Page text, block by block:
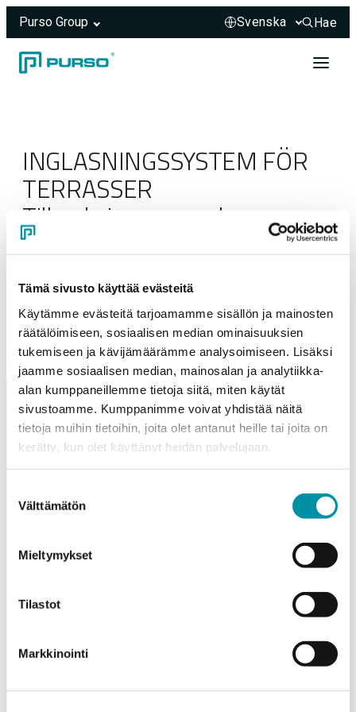
Tämä sivusto käyttää evästeitä
Käytämme evästeitä tarjoamamme sisällön ja mainosten
räätälöimiseen, sosiaalisen median ominaisuuksien
tukemiseen ja kävijämäärämme analysoimiseen. Lisäksi
jaamme sosiaalisen median, mainosalan ja analytiikka-
alan kumppaneillemme tietoja siitä, miten käytät
sivustoamme. Kumppanimme voivat yhdistää näitä
tietoja muihin tietoihin, joita olet antanut heille tai joita on
kerätty, kun olet käyttänyt heidän palvelujaan.
valinta
Välttämätön
Mieltymykset
Tilastot
Markkinointi
Purso Group
Hae
Hae
INGLASNINGSSYSTEM FÖR
TERRASSER
Tillverkningsmanual
23.03.2025
Purso är ett finländskt familjeföretag som designar och
tillverkar hållbara aluminiumlösningar för industri och
37200, Siuro